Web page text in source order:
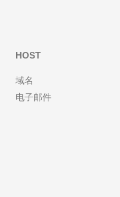
HOST
域名
电子邮件